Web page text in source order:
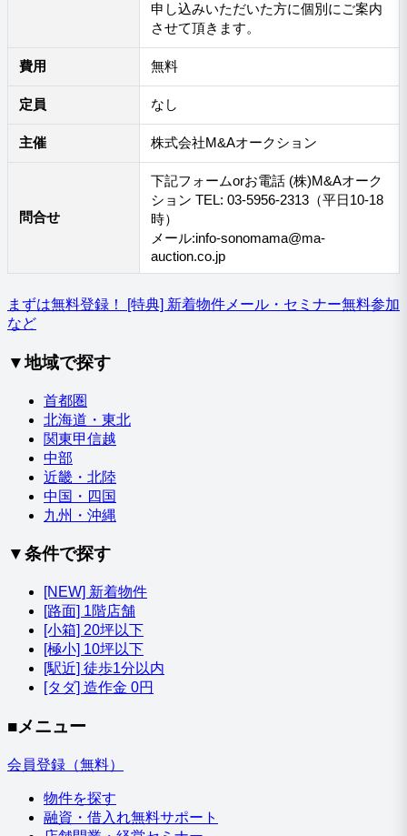
申し込みいただいた方に個別にご案内
させて頂きます。
費用 無料
定員 なし
主催 株式会社M&Aオークション
問合せ
下記フォームorお電話 (株)M&Aオーク
ション TEL: 03-5956-2313（平日10-18
時）
メール:info-sonomama@ma-
auction.co.jp
まずは無料登録！
[特典] 新着物件メール・セミナー無料参加
など
▼地域で探す
首都圏
北海道・東北
関東甲信越
中部
近畿・北陸
中国・四国
九州・沖縄
▼条件で探す
[NEW] 新着物件
[路面] 1階店舗
[小箱] 20坪以下
[極小] 10坪以下
[駅近] 徒歩1分以内
[タダ] 造作金 0円
■メニュー
会員登録（無料）
物件を探す
融資・借入れ無料サポート